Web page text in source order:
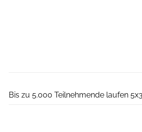
Bis zu 5.000 Teilnehmende laufen